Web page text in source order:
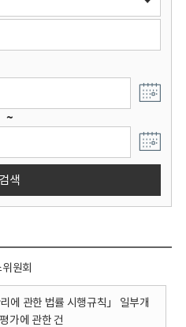
~
검색
원회
에 관한 법률 시행규칙」 일부개
가에 관한 건